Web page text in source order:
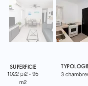
3
SUPERFICIE
1022 pi2 - 95
m2